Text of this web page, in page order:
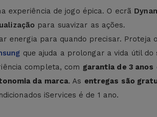
experiência de jogo épica. O ecrã
para suavizar as ações.
energia para quando precisar. Proteja
que ajuda a prolongar a vida útil do
completa, com garantia de 3 anos
da marca. As entregas são
iServices é de 1 ano.